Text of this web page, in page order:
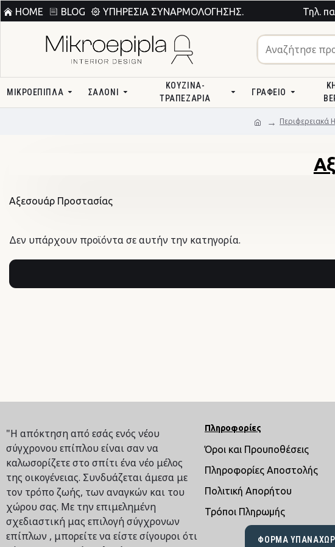
HOME BLOG ΥΠΗΡΕΣΊΑ ΣΥΝΑΡΜΟΛΌΓΗΣΗΣ. Τηλ.
ΜΙΚΡΟΕΠΙΠΛΑ ΣΑΛΌΝΙ
ΚΟΥΖΊΝΑ-
ΤΡΑΠΕΖΑΡΊΑ
ΓΡΑΦΕΊΟ
Περιφερειακά
Αξεσουάρ Προστασίας
Δεν υπάρχουν προϊόντα σε αυτήν την κατηγορία.
"Η απόκτηση από εσάς ενός νέου
σύγχρονου επίπλου είναι σαν να
καλωσορίζετε στο σπίτι ένα νέο μέλος
της οικογένειας. Συνδυάζεται άμεσα με
τον τρόπο ζωής, των αναγκών και του
χώρου σας. Με την επιμελημένη
σχεδιαστική μας επιλογή σύγχρονων
επίπλων , μπορείτε να είστε σίγουροι ότι
Πληροφορίες
Όροι και Προυποθέσεις
Πληροφορίες Αποστολής
Πολιτική Απορήτου
Τρόποι Πληρωμής
ΦΌΡΜΑ